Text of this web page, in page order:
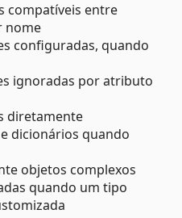
compatíveis entre
nome
configuradas, quando
ignoradas por atributo
diretamente
dicionários quando
objetos complexos
quando um tipo